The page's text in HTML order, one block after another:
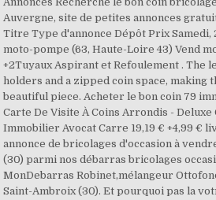
Auvergne, site de petites annonces
Titre Type d'annonce Dépôt Prix Samedi,
moto-pompe (63, Haute-Loire 43) Vend
+2Tuyaux Aspirant et Refoulement . The
holders and a zipped coin space, making
beautiful piece. Acheter le bon coin 79
Carte De Visite À Coins Arrondis -
Immobilier Avocat Carre 19,19 € +4,99 €
annonce de bricolages d'occasion à
(30) parmi nos débarras bricolages
MonDebarras Robinet,mélangeur
Saint-Ambroix (30). Et pourquoi pas la